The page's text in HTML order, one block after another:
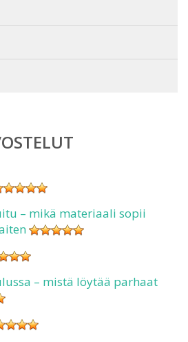
– mikä materiaali sopii
– mistä löytää parhaat